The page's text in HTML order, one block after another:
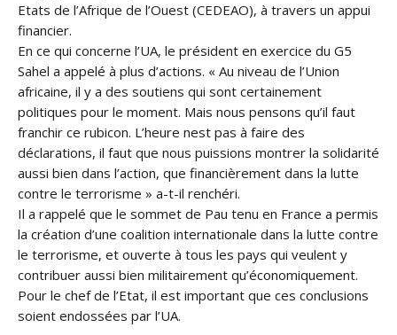
Etats de l’Afrique de l’Ouest (CEDEAO), à travers un appui
financier.
En ce qui concerne l’UA, le président en exercice du G5
Sahel a appelé à plus d’actions. « Au niveau de l’Union
africaine, il y a des soutiens qui sont certainement
politiques pour le moment. Mais nous pensons qu’il faut
franchir ce rubicon. L’heure nest pas à faire des
déclarations, il faut que nous puissions montrer la solidarité
aussi bien dans l’action, que financièrement dans la lutte
contre le terrorisme » a-t-il renchéri.
Il a rappelé que le sommet de Pau tenu en France a permis
la création d’une coalition internationale dans la lutte contre
le terrorisme, et ouverte à tous les pays qui veulent y
contribuer aussi bien militairement qu’économiquement.
Pour le chef de l’Etat, il est important que ces conclusions
soient endossées par l’UA.